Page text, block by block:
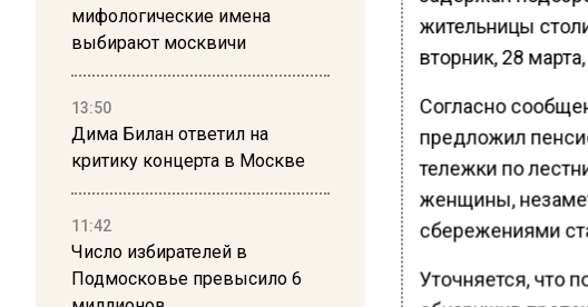
мифологические имена
выбирают москвичи
13:50
Дима Билан ответил на
критику концерта в Москве
11:42
Число избирателей в
Подмосковье превысило 6
жительницы
вторник, 28
Согласно
предложил
тележки по
женщины,
сбережениями
Уточняется, что